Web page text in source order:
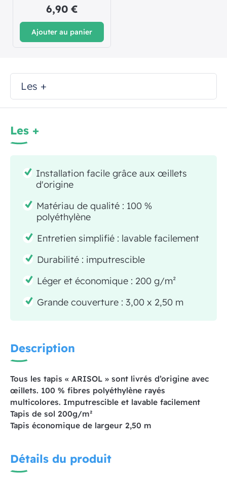
6,90 €
Ajouter au panier
Les +
Les +
Installation facile grâce aux œillets
d'origine
Matériau de qualité : 100 %
polyéthylène
Entretien simplifié : lavable facilement
Durabilité : imputrescible
Léger et économique : 200 g/m²
Grande couverture : 3,00 x 2,50 m
Description
Tous les tapis « ARISOL » sont livrés d’origine avec
œillets. 100 % fibres polyéthylène rayés
multicolores. Imputrescible et lavable facilement
Tapis de sol 200g/m²
Tapis économique de largeur 2,50 m
Détails du produit